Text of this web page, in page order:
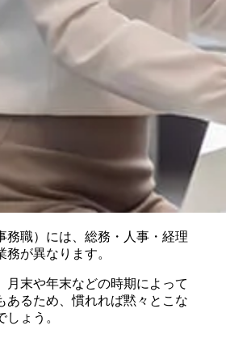
務職）には、総務・人事・経理
が異なります。
月末や年末などの時期によって
あるため、慣れれば黙々とこな
ょう。